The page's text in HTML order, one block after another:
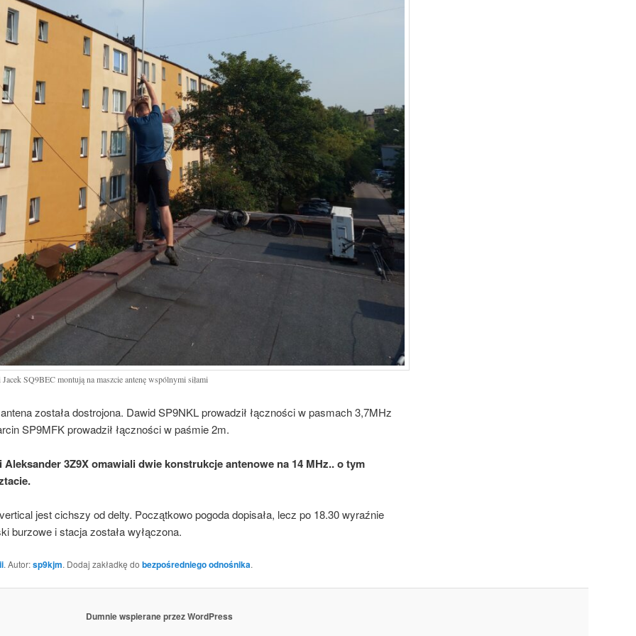
SQ9BEC montują na maszcie antenę wspólnymi siłami
została dostrojona. Dawid SP9NKL prowadził łączności w pasmach 3,7MHz
SP9MFK prowadził łączności w paśmie 2m.
Aleksander 3Z9X omawiali dwie konstrukcje antenowe na 14 MHz.. o tym
jest cichszy od delty. Początkowo pogoda dopisała, lecz po 18.30 wyraźnie
burzowe i stacja została wyłączona.
. Autor:sp9kjm. Dodaj zakładkę do bezpośredniego odnośnika.
Dumnie wspierane przez WordPress